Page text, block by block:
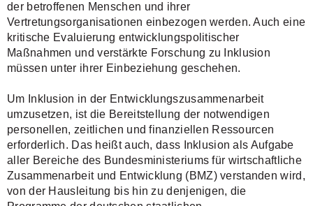
der betroffenen Menschen und ihrer
Vertretungsorganisationen einbezogen werden. Auch eine
kritische Evaluierung entwicklungspolitischer
Maßnahmen und verstärkte Forschung zu Inklusion
müssen unter ihrer Einbeziehung geschehen.
Um Inklusion in der Entwicklungszusammenarbeit
umzusetzen, ist die Bereitstellung der notwendigen
personellen, zeitlichen und finanziellen Ressourcen
erforderlich. Das heißt auch, dass Inklusion als Aufgabe
aller Bereiche des Bundesministeriums für wirtschaftliche
Zusammenarbeit und Entwicklung (BMZ) verstanden wird,
von der Hausleitung bis hin zu denjenigen, die